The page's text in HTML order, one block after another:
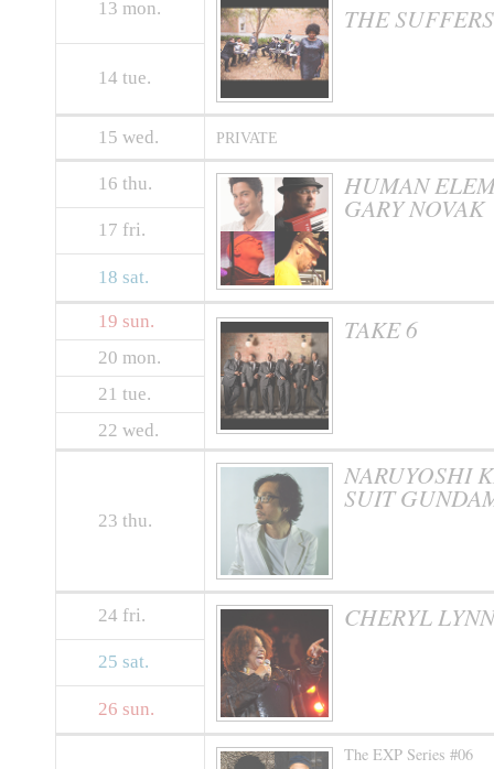
13 mon. THE SUFFERS
14 tue.
15 wed. PRIVATE
16 thu. HUMAN
GARY
17 fri.
18 sat.
19 sun. TAKE 6
20 mon.
21 tue.
22 wed.
23 thu.
NARUYOSHI
SUIT
24 fri. CHERYL LYNN
25 sat.
26 sun.
The EXP Series #06